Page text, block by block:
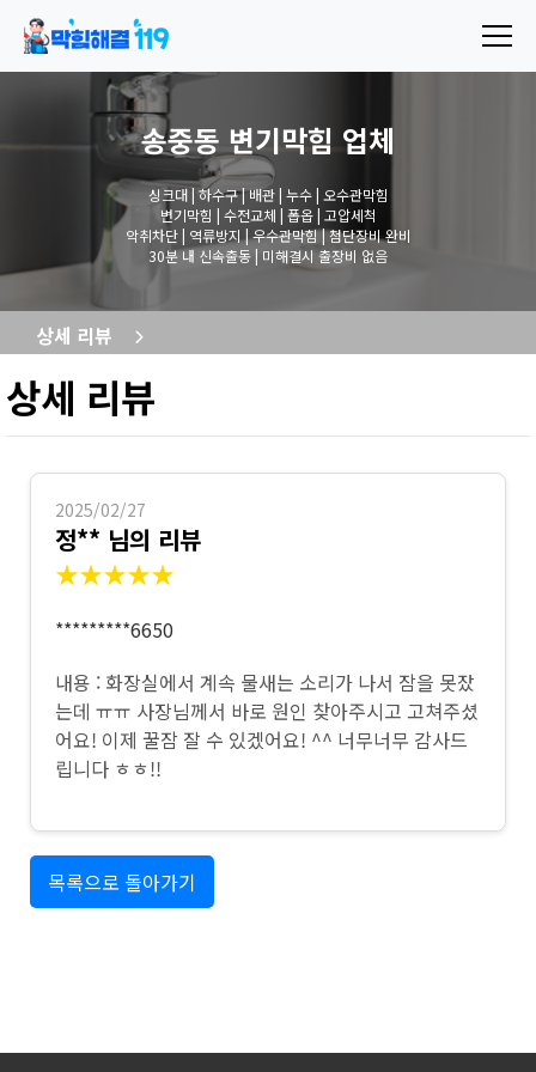
송중동 변기막힘 업체
싱크대 | 하수구 | 배관 | 누수 | 오수관막힘
변기막힘 | 수전교체 | 폽옵 | 고압세척
악취차단 | 역류방지 | 우수관막힘 | 첨단장비 완비
30분 내 신속출동 | 미해결시 출장비 없음
상세 리뷰
상세 리뷰
2025/02/27
정** 님의 리뷰
★★★★★
*********6650
내용 : 화장실에서 계속 물새는 소리가 나서 잠을 못잤
는데 ㅠㅠ 사장님께서 바로 원인 찾아주시고 고쳐주셨
어요! 이제 꿀잠 잘 수 있겠어요! ^^ 너무너무 감사드
립니다 ㅎㅎ!!
목록으로 돌아가기